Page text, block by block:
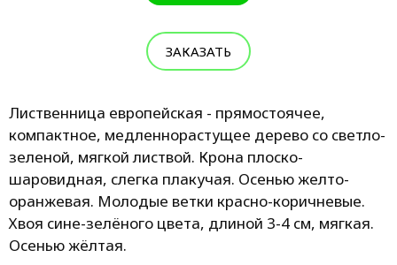
ЗАКАЗАТЬ
Лиственница европейская - прямостоячее,
компактное, медленнорастущee дерево со светло-
зеленой, мягкой листвой. Крона плоско-
шаровидная, слегка плакучая. Осенью желто-
оранжевая. Молодые ветки красно-коричневые.
Хвоя сине-зелёного цвета, длиной 3-4 см, мягкая.
Осенью жёлтая.